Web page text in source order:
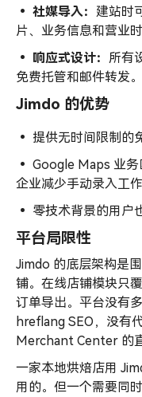
• 社媒导入： 建站时
片、业务信息和营业时
• 响应式设计： 所有
免费托管和邮件转发。
Jimdo 的优势
• 提供无时间限制的
• Google Maps 业
企业减少手动录入工作
• 零技术背景的用户
平台局限性
Jimdo 的底层架构是
铺。在线店铺模块只
订单导出。平台没有
hreflang SEO，没有
Merchant Center 的
一家本地烘焙店用
用的。但一个需要同